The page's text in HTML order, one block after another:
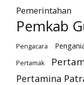
Pemerintahan
Pemkab
Pengacara
Pertamak
Pertamina